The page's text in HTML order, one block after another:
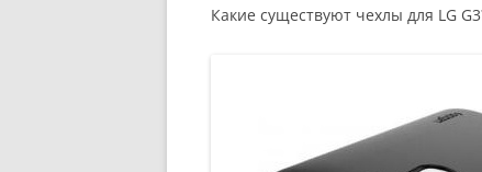
Какие существуют чехлы для LG